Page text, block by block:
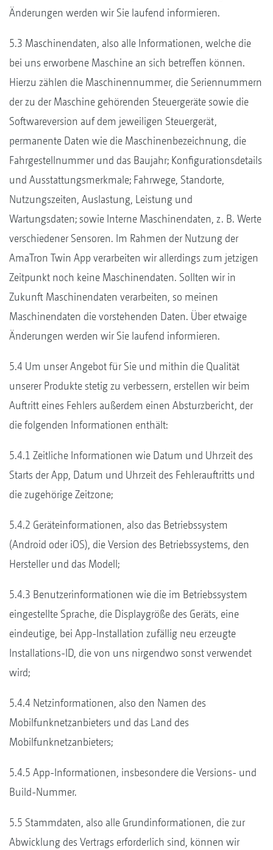
Änderungen werden wir Sie laufend informieren.
5.3 Maschinendaten, also alle Informationen, welche die
bei uns erworbene Maschine an sich betreffen können.
Hierzu zählen die Maschinennummer, die Seriennummern
der zu der Maschine gehörenden Steuergeräte sowie die
Softwareversion auf dem jeweiligen Steuergerät,
permanente Daten wie die Maschinenbezeichnung, die
Fahrgestellnummer und das Baujahr; Konfigurationsdetails
und Ausstattungsmerkmale; Fahrwege, Standorte,
Nutzungszeiten, Auslastung, Leistung und
Wartungsdaten; sowie Interne Maschinendaten, z. B. Werte
verschiedener Sensoren. Im Rahmen der Nutzung der
AmaTron Twin App verarbeiten wir allerdings zum jetzigen
Zeitpunkt noch keine Maschinendaten. Sollten wir in
Zukunft Maschinendaten verarbeiten, so meinen
Maschinendaten die vorstehenden Daten. Über etwaige
Änderungen werden wir Sie laufend informieren.
5.4 Um unser Angebot für Sie und mithin die Qualität
unserer Produkte stetig zu verbessern, erstellen wir beim
Auftritt eines Fehlers außerdem einen Absturzbericht, der
die folgenden Informationen enthält:
5.4.1 Zeitliche Informationen wie Datum und Uhrzeit des
Starts der App, Datum und Uhrzeit des Fehlerauftritts und
die zugehörige Zeitzone;
5.4.2 Geräteinformationen, also das Betriebssystem
(Android oder iOS), die Version des Betriebssystems, den
Hersteller und das Modell;
5.4.3 Benutzerinformationen wie die im Betriebssystem
eingestellte Sprache, die Displaygröße des Geräts, eine
eindeutige, bei App-Installation zufällig neu erzeugte
Installations-ID, die von uns nirgendwo sonst verwendet
wird;
5.4.4 Netzinformationen, also den Namen des
Mobilfunknetzanbieters und das Land des
Mobilfunknetzanbieters;
5.4.5 App-Informationen, insbesondere die Versions- und
Build-Nummer.
5.5 Stammdaten, also alle Grundinformationen, die zur
Abwicklung des Vertrags erforderlich sind, können wir